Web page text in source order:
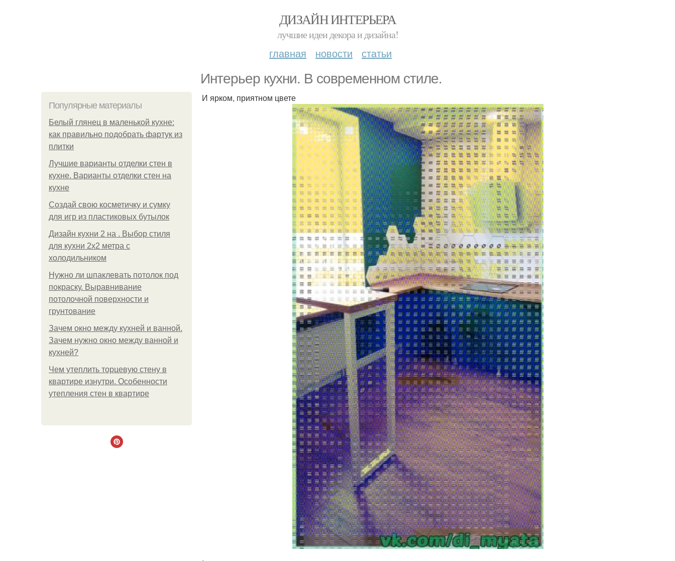
ДИЗАЙН ИНТЕРЬЕРА
лучшие идеи декора и дизайна!
главная новости статьи
Интерьер кухни. В современном стиле.
Популярные материалы
Белый глянец в маленькой кухне:
как правильно подобрать фартук из
плитки
Лучшие варианты отделки стен в
кухне. Варианты отделки стен на
кухне
Создай свою косметичку и сумку
для игр из пластиковых бутылок
Дизайн кухни 2 на . Выбор стиля
для кухни 2х2 метра с
холодильником
Нужно ли шпаклевать потолок под
покраску. Выравнивание
потолочной поверхности и
грунтование
Зачем окно между кухней и ванной.
Зачем нужно окно между ванной и
кухней?
Чем утеплить торцевую стену в
квартире изнутри. Особенности
утепления стен в квартире
И ярком, приятном цвете
.